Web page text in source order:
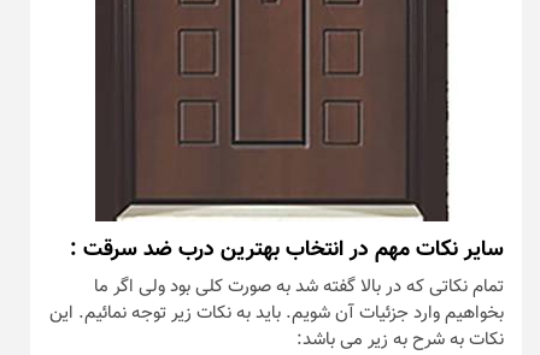
سایر نکات مهم در انتخاب بهترین درب ضد سرقت :
تمام نکاتی که در بالا گفته شد به صورت کلی بود ولی اگر ما
بخواهیم وارد جزئیات آن شویم. باید به نکات زیر توجه نمائیم. این
نکات به شرح به زیر می باشد: